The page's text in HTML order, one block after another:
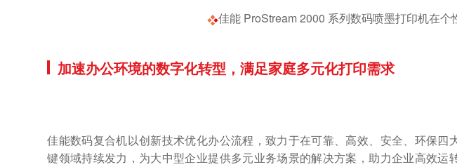
佳能 ProStream 2000 系列数码喷墨打印机在
加速办公环境的数字化转型，满足家庭多元化打印需求
佳能数码复合机以创新技术优化办公流程，致力于在可靠、高效、安全、环保四
键领域持续发力，为大中型企业提供多元业务场景的解决方案，助力企业高效运转